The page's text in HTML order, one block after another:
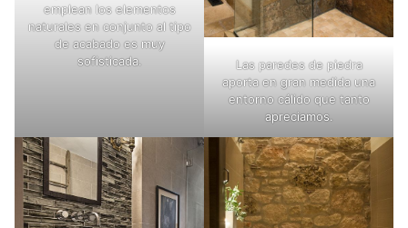
emplean los elementos
naturales en conjunto al tipo
de acabado es muy
sofisticada.
Las paredes de piedra
aporta en gran medida una
entorno cálido que tanto
apreciamos.